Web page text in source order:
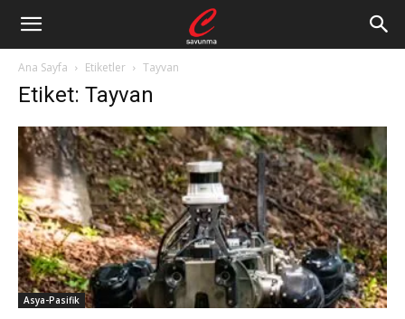
Ana Sayfa Etiketler Tayvan
Etiket: Tayvan
Asya-Pasifik